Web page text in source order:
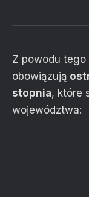
Z powodu tego
obowiązują
stopnia, które
województwa: